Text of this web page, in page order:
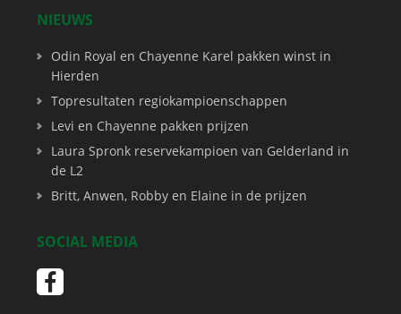
NIEUWS
Odin Royal en Chayenne Karel pakken winst in
Hierden
Topresultaten regiokampioenschappen
Levi en Chayenne pakken prijzen
Laura Spronk reservekampioen van Gelderland in
de L2
Britt, Anwen, Robby en Elaine in de prijzen
SOCIAL MEDIA